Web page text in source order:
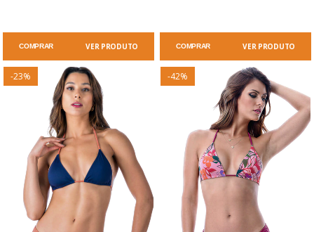
COMPRAR VER PRODUTO COMPRAR VER PRODUTO
-23% -42%